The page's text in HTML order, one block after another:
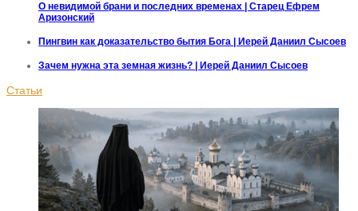
О невидимой брани и последних временах | Старец Ефрем
Аризонский
Пингвин как доказательство бытия Бога | Иерей Даниил Сысоев
Зачем нужна эта земная жизнь? | Иерей Даниил Сысоев
Статьи